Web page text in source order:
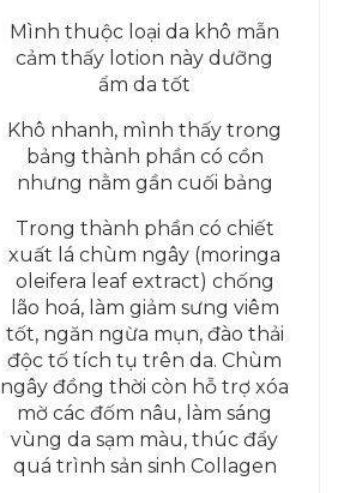
Mình thuộc loại da khô mẫn
cảm thấy lotion này dưỡng
ẩm da tốt
Khô nhanh, mình thấy trong
bảng thành phần có cồn
nhưng nằm gần cuối bảng
Trong thành phần có chiết
xuất lá chùm ngây (moringa
oleifera leaf extract) chống
lão hoá, làm giảm sưng viêm
tốt, ngăn ngừa mụn, đào thải
độc tố tích tụ trên da. Chùm
ngây đồng thời còn hỗ trợ xóa
mờ các đốm nâu, làm sáng
vùng da sạm màu, thúc đẩy
quá trình sản sinh Collagen